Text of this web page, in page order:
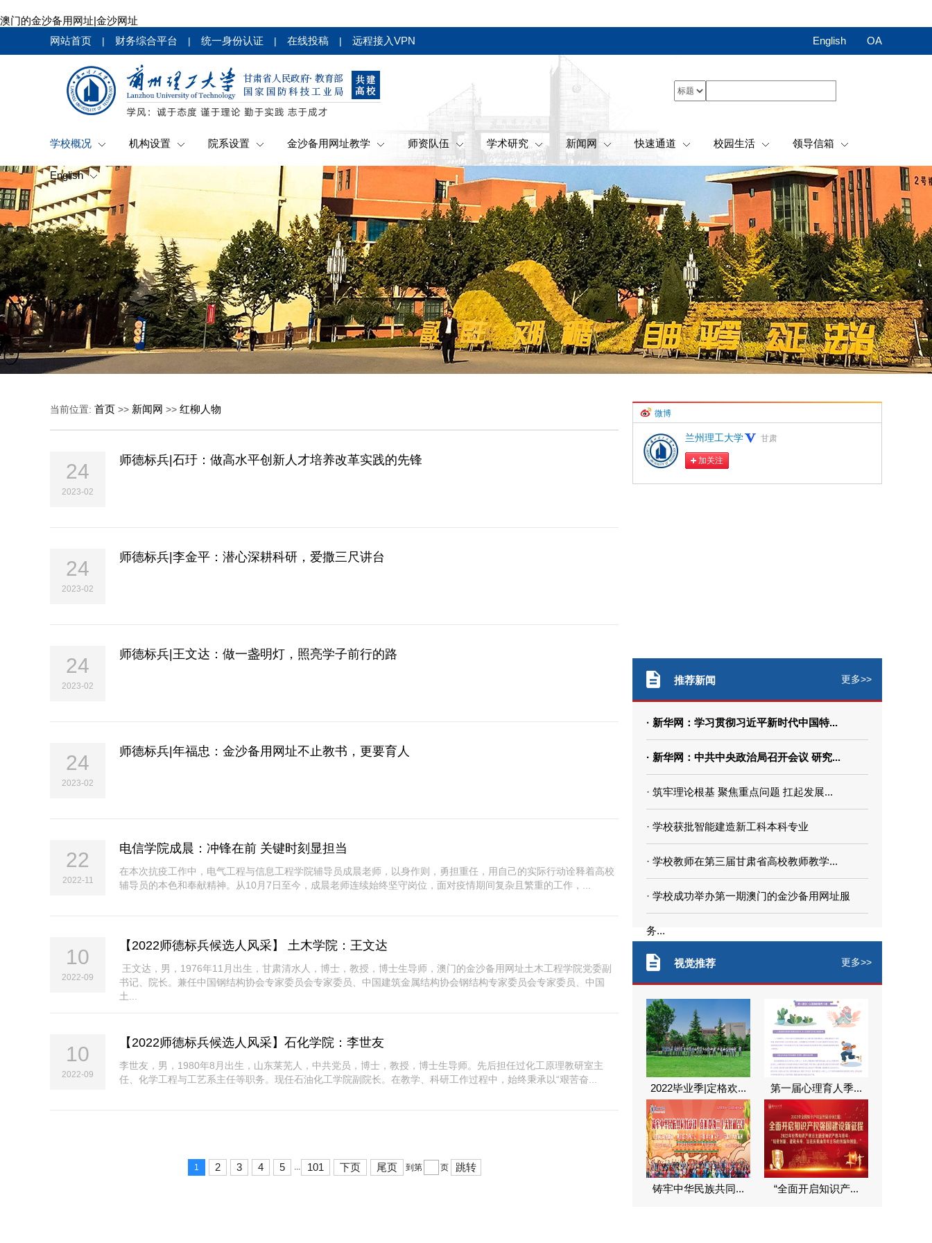
澳门的金沙备用网址|金沙网址
网站首页
| 财务综合平台 | 统一身份认证 | 在线投稿 | 远程接入VPN English OA
学校概况 机构设置 院系设置 金沙备用网址教学 师资队伍 学术研究 新闻网 快速通道 校园生活 领导信箱
English
当前位置: 首页 >> 新闻网 >> 红柳人物
24
2023-02
师德标兵|石玗：做高水平创新人才培养改革实践的先锋
24
2023-02
师德标兵|李金平：潜心深耕科研，爱撒三尺讲台
24
2023-02
师德标兵|王文达：做一盏明灯，照亮学子前行的路
24
2023-02
师德标兵|年福忠：金沙备用网址不止教书，更要育人
22
2022-11
电信学院成晨：冲锋在前 关键时刻显担当
在本次抗疫工作中，电气工程与信息工程学院辅导员成晨老师，以身作则，勇担重任，用自己的实际行动诠释着高校
辅导员的本色和奉献精神。从10月7日至今，成晨老师连续始终坚守岗位，面对疫情期间复杂且繁重的工作，...
10
2022-09
【2022师德标兵候选人风采】 土木学院：王文达
王文达，男，1976年11月出生，甘肃清水人，博士，教授，博士生导师，澳门的金沙备用网址土木工程学院党委副
书记、院长。兼任中国钢结构协会专家委员会专家委员、中国建筑金属结构协会钢结构专家委员会专家委员、中国
土...
10
2022-09
【2022师德标兵候选人风采】石化学院：李世友
李世友，男，1980年8月出生，山东莱芜人，中共党员，博士，教授，博士生导师。先后担任过化工原理教研室主
任、化学工程与工艺系主任等职务。现任石油化工学院副院长。在教学、科研工作过程中，始终秉承以“艰苦奋...
1 2 3 4 5 ... 101 下页 尾页 到第 页 跳转
更多>>
推荐新闻
· 新华网：学习贯彻习近平新时代中国特...
· 新华网：中共中央政治局召开会议 研究...
· 筑牢理论根基 聚焦重点问题 扛起发展...
· 学校获批智能建造新工科本科专业
· 学校教师在第三届甘肃省高校教师教学...
· 学校成功举办第一期澳门的金沙备用网址服
务...
更多>>
视觉推荐
2022毕业季|定格欢... 第一届心理育人季...
铸牢中华民族共同... “全面开启知识产...